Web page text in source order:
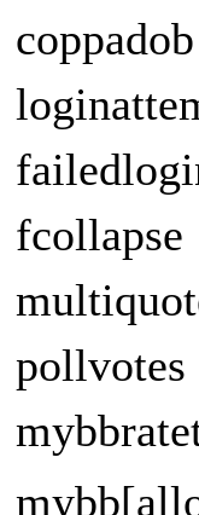
coppadob
fcollapse
pollvotes